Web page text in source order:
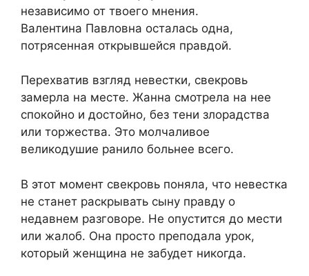
независимо от твоего мнения.
Валентина Павловна осталась одна,
потрясенная открывшейся правдой.
Перехватив взгляд невестки, свекровь
замерла на месте. Жанна смотрела на нее
спокойно и достойно, без тени злорадства
или торжества. Это молчаливое
великодушие ранило больнее всего.
В этот момент свекровь поняла, что невестка
не станет раскрывать сыну правду о
недавнем разговоре. Не опустится до мести
или жалоб. Она просто преподала урок,
который женщина не забудет никогда.